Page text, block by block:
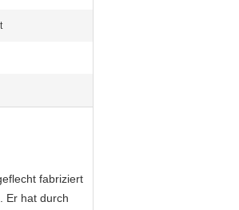
fabriziert
Er hat durch